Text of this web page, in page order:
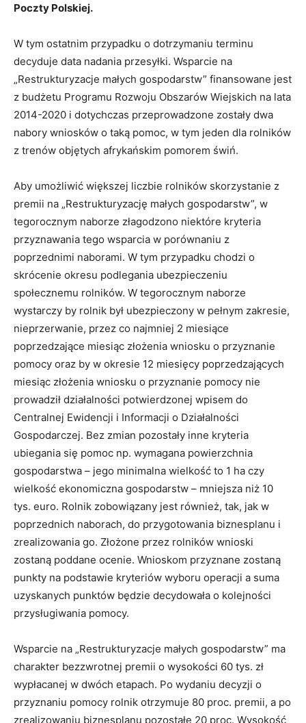
Poczty Polskiej.
W tym ostatnim przypadku o dotrzymaniu terminu
decyduje data nadania przesyłki. Wsparcie na
„Restrukturyzacje małych gospodarstw” finansowane jest
z budżetu Programu Rozwoju Obszarów Wiejskich na lata
2014-2020 i dotychczas przeprowadzone zostały dwa
nabory wniosków o taką pomoc, w tym jeden dla rolników
z trenów objętych afrykańskim pomorem świń.
Aby umożliwić większej liczbie rolników skorzystanie z
premii na „Restrukturyzację małych gospodarstw”, w
tegorocznym naborze złagodzono niektóre kryteria
przyznawania tego wsparcia w porównaniu z
poprzednimi naborami. W tym przypadku chodzi o
skrócenie okresu podlegania ubezpieczeniu
społecznemu rolników. W tegorocznym naborze
wystarczy by rolnik był ubezpieczony w pełnym zakresie,
nieprzerwanie, przez co najmniej 2 miesiące
poprzedzające miesiąc złożenia wniosku o przyznanie
pomocy oraz by w okresie 12 miesięcy poprzedzających
miesiąc złożenia wniosku o przyznanie pomocy nie
prowadził działalności potwierdzonej wpisem do
Centralnej Ewidencji i Informacji o Działalności
Gospodarczej. Bez zmian pozostały inne kryteria
ubiegania się pomoc np. wymagana powierzchnia
gospodarstwa – jego minimalna wielkość to 1 ha czy
wielkość ekonomiczna gospodarstw – mniejsza niż 10
tys. euro. Rolnik zobowiązany jest również, tak, jak w
poprzednich naborach, do przygotowania biznesplanu i
zrealizowania go. Złożone przez rolników wnioski
zostaną poddane ocenie. Wnioskom przyznane zostaną
punkty na podstawie kryteriów wyboru operacji a suma
uzyskanych punktów będzie decydowała o kolejności
przysługiwania pomocy.
Wsparcie na „Restrukturyzacje małych gospodarstw” ma
charakter bezzwrotnej premii o wysokości 60 tys. zł
wypłacanej w dwóch etapach. Po wydaniu decyzji o
przyznaniu pomocy rolnik otrzymuje 80 proc. premii, a po
zrealizowaniu biznesplanu pozostałe 20 proc. Wysokość